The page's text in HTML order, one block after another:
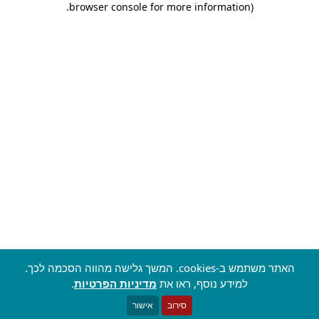
browser console for more information)
.
האתר משתמש ב-cookies. המשך גלישה מהווה הסכמה לכך.
למידע נוסף, ראו את מדיניות הפרטיות.
סירוב אישור